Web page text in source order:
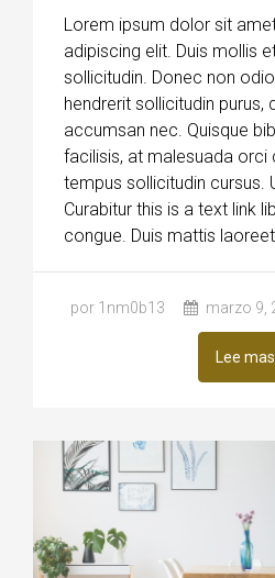
Lorem ipsum dolor sit
adipiscing elit. Duis mollis
sollicitudin. Donec non
hendrerit sollicitudin purus,
accumsan nec. Quisque
facilisis, at malesuada orci
tempus sollicitudin cursus.
Curabitur this is a text link
congue. Duis mattis
por 1nm0b13 marzo 9,
Lee mas